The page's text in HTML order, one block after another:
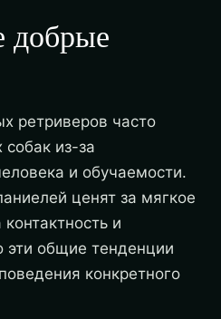
добрые
ретриверов часто
из-за
и обучаемости.
ценят за мягкое
и
эти общие тенденции
конкретного